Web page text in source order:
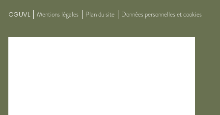
CGUVL Mentions légales Plan du site Données personnelles et cookies